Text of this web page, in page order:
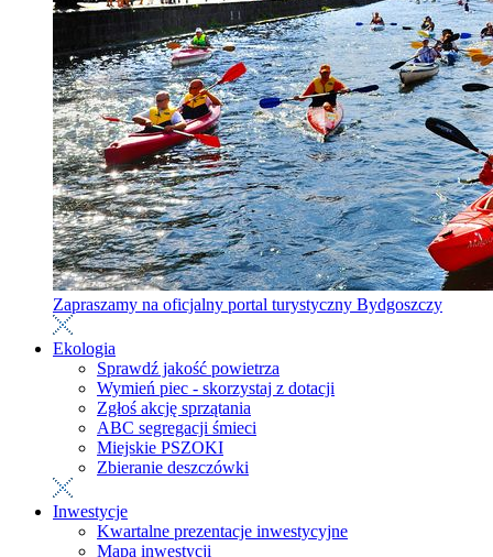
Zapraszamy na oficjalny portal turystyczny Bydgoszczy
Ekologia
Sprawdź jakość powietrza
Wymień piec - skorzystaj z dotacji
Zgłoś akcję sprzątania
ABC segregacji śmieci
Miejskie PSZOKI
Zbieranie deszczówki
Inwestycje
Kwartalne prezentacje inwestycyjne
Mapa inwestycji